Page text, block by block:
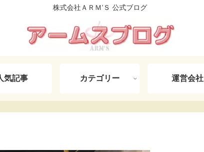
株式会社ＡＲＭ’Ｓ 公式ブログ
気記事 カテゴリー 運営会社